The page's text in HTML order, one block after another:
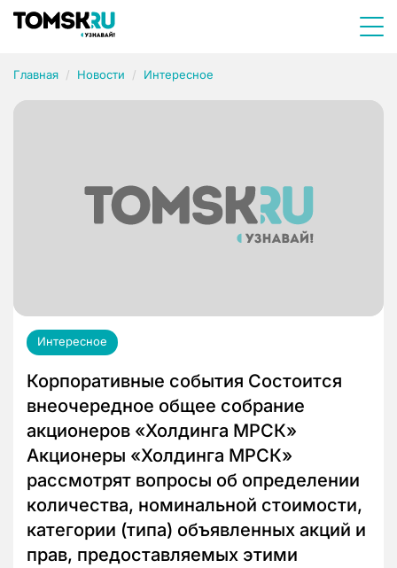
Главная Новости Интересное
Интересное
Корпоративные события Состоится
внеочередное общее собрание
акционеров «Холдинга МРСК»
Акционеры «Холдинга МРСК»
рассмотрят вопросы об определении
количества, номинальной стоимости,
категории (типа) объявленных акций и
прав, предоставляемых этими